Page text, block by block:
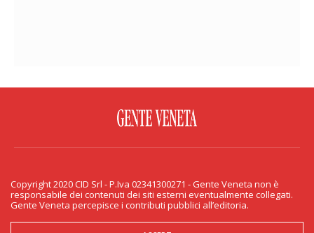
PRIVACY & COOKIE
Copyright 2020 CID Srl - P.Iva 02341300271 - Gente Veneta non è responsabile
dei contenuti dei siti esterni eventualmente collegati. Gente Veneta percepisce
Copyright 2020 CID Srl - P.Iva 02341300271 - Gente Veneta non è
responsabile dei contenuti dei siti esterni eventualmente collegati.
Gente Veneta percepisce i contributi pubblici all’editoria.